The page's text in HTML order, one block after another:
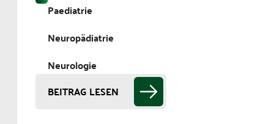
Paediatrie
Neuropädiatrie
Neurologie
BEITRAG LESEN